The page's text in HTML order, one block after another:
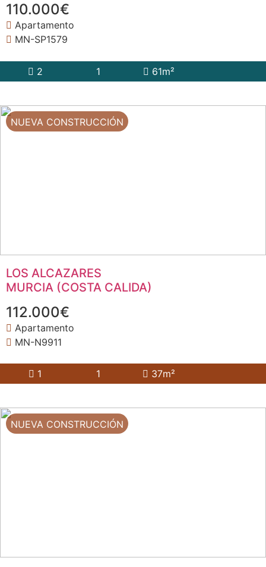
110.000€
Apartamento
MN-SP1579
2 1 61m²
NUEVA CONSTRUCCIÓN
LOS ALCAZARES
MURCIA (COSTA CALIDA)
112.000€
Apartamento
MN-N9911
1 1 37m²
NUEVA CONSTRUCCIÓN